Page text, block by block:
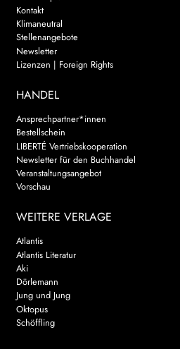
Kontakt
Klimaneutral
Stellenangebote
Newsletter
Lizenzen | Foreign Rights
HANDEL
Ansprechpartner*innen
Bestellschein
LIBERTÉ Vertriebskooperation
Newsletter für den Buchhandel
Veranstaltungsangebot
Vorschau
WEITERE VERLAGE
Atlantis
Atlantis Literatur
Aki
Dörlemann
Jung und Jung
Oktopus
Schöffling